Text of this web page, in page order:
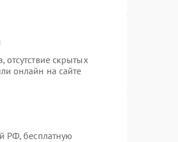
скрытых
онлайн на сайте
РФ, бесплатную